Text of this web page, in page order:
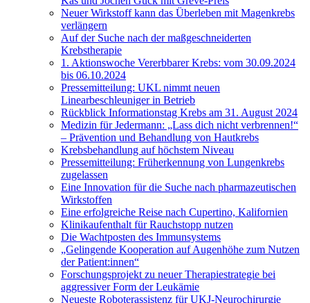
Neuer Wirkstoff kann das Überleben mit Magenkrebs
verlängern
Auf der Suche nach der maßgeschneiderten
Krebstherapie
1. Aktionswoche Vererbbarer Krebs: vom 30.09.2024
bis 06.10.2024
Pressemitteilung: UKL nimmt neuen
Linearbeschleuniger in Betrieb
Rückblick Informationstag Krebs am 31. August 2024
Medizin für Jedermann: „Lass dich nicht verbrennen!“
– Prävention und Behandlung von Hautkrebs
Krebsbehandlung auf höchstem Niveau
Pressemitteilung: Früherkennung von Lungenkrebs
zugelassen
Eine Innovation für die Suche nach pharmazeutischen
Wirkstoffen
Eine erfolgreiche Reise nach Cupertino, Kalifornien
Klinikaufenthalt für Rauchstopp nutzen
Die Wachtposten des Immunsystems
„Gelingende Kooperation auf Augenhöhe zum Nutzen
der Patient:innen“
Forschungsprojekt zu neuer Therapiestrategie bei
aggressiver Form der Leukämie
Neueste Roboterassistenz für UKJ-Neurochirurgie